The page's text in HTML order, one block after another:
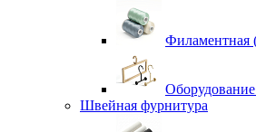
Филаментная
Швейная фурнитура